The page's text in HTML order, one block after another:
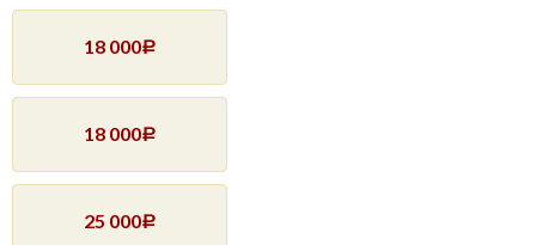
18 000Р
18 000Р
25 000Р